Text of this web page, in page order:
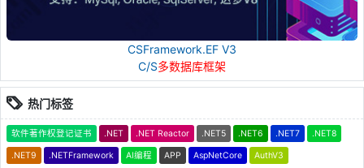
CSFramework.EF V3
C/S多数据库框架
热门标签
软件著作权登记证书 .NET .NET Reactor .NET5 .NET6 .NET7 .NET8
.NET9 .NETFramework AI编程 APP AspNetCore AuthV3